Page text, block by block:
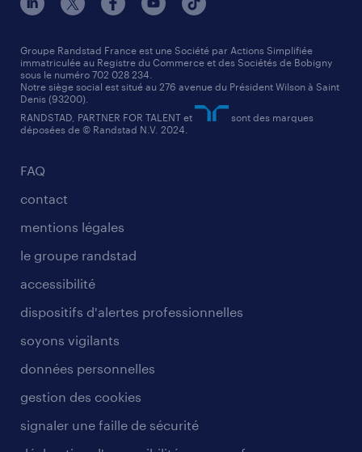
FAQ
contact
mentions légales
le groupe randstad
accessibilité
dispositifs d'alertes professionnelles
soyons vigilants
données personnelles
gestion des cookies
signaler une faille de sécurité
Groupe Randstad France est une Société par Actions Simplifiée
immatriculée au Registre du Commerce et des Sociétés de Bobigny
sous le numéro 702 028 234.
Notre siège social est situé au 276 avenue du Président Wilson à Saint
Denis (93200).
RANDSTAD, PARTNER FOR TALENT et
sont des marques
déposées de © Randstad N.V. 2024.